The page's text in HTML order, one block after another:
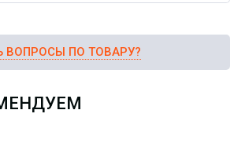
ВОПРОСЫ ПО ТОВАРУ?